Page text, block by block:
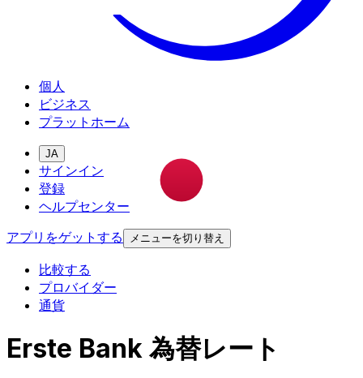
個人
ビジネス
プラットホーム
JA
サインイン
登録
ヘルプセンター
アプリをゲットする
メニューを切り替え
比較する
プロバイダー
通貨
Erste Bank 為替レート